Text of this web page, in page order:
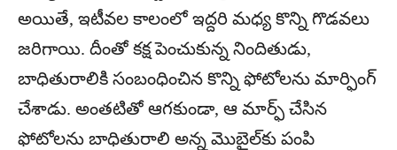
అయితే, ఇటీవల కాలంలో ఇద్దరి మధ్య కొన్ని గొడవలు
జరిగాయి. దీంతో కక్ష పెంచుకున్న నిందితుడు,
బాధితురాలికి సంబంధించిన కొన్ని ఫోటోలను మార్ఫింగ్
చేశాడు. అంతటితో ఆగకుండా, ఆ మార్ఫ్ చేసిన
ఫోటోలను బాధితురాలి అన్న మొబైల్‌కు పంపి